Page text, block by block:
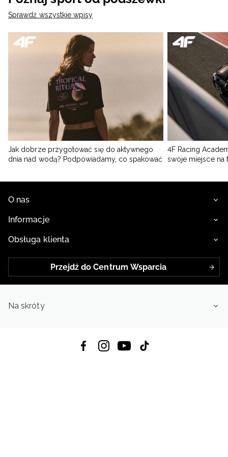
Sprawdź wszystkie wpisy
Jak dobrze przygotować się do aktywnego
dnia nad wodą? Podpowiadamy, co spakować
4F Racing
swoje miejsce na
O nas
Informacje
Obsługa klienta
Przejdź do Centrum Wsparcia
Na skróty